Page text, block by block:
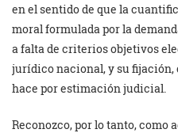
en el sentido de que la
moral formulada por la
a falta de criterios objetivos
jurídico nacional, y su fijación,
hace por estimación judicial.
Reconozco, por lo tanto, como